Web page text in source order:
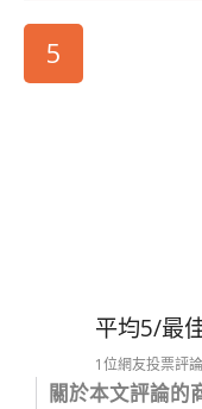
5
平均5/最
1位網友投票評論
關於本文評論的